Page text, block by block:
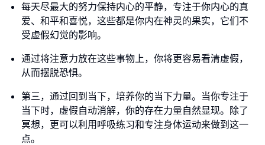
每天尽最大的努力保持内心的平静，专注于你内心的真
爱、和平和喜悦，这些都是你内在神灵的果实，它们不
受虚假幻觉的影响。
通过将注意力放在这些事物上，你将更容易看清虚假，
从而摆脱恐惧。
第三，通过回到当下，培养你的当下力量。当你专注于
当下时，虚假自动消解，你的存在力量自然显现。除了
冥想，更可以利用呼吸练习和专注身体运动来做到这一
点。